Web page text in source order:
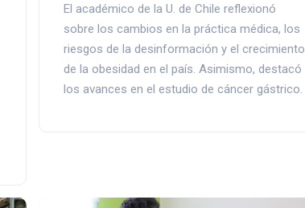
El académico de la U. de Chile reflexionó
sobre los cambios en la práctica médica, los
riesgos de la desinformación y el crecimiento
de la obesidad en el país. Asimismo, destacó
los avances en el estudio de cáncer gástrico.